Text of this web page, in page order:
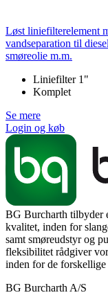
Løst liniefilterelement
vandseparation til
smøreolie m.m.
Liniefilter 1"
Komplet
Se mere
Login og køb
BG Burcharth tilbyder
kvalitet, inden for
samt smøreudstyr og
fleksibilitet rådgiver
inden for de
BG Burcharth A/S